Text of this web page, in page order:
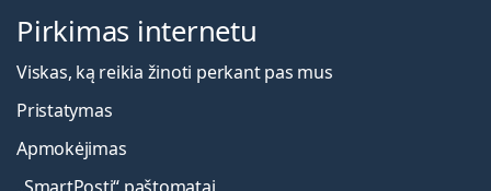
Pirkimas internetu
Viskas, ką reikia žinoti perkant pas mus
Pristatymas
Apmokėjimas